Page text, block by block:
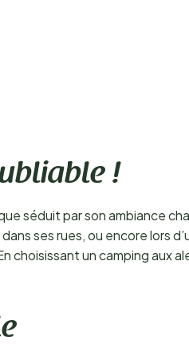
!
séduit par son ambiance
ses rues, ou encore lors
un camping aux